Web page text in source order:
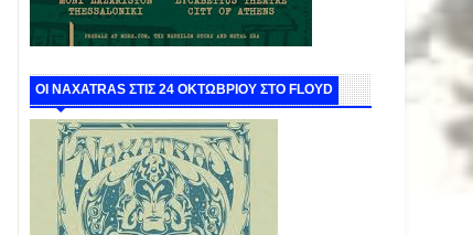
ΟΙ NAXATRAS ΣΤΙΣ 24 ΟΚΤΩΒΡΙΟΥ ΣΤΟ FLOYD